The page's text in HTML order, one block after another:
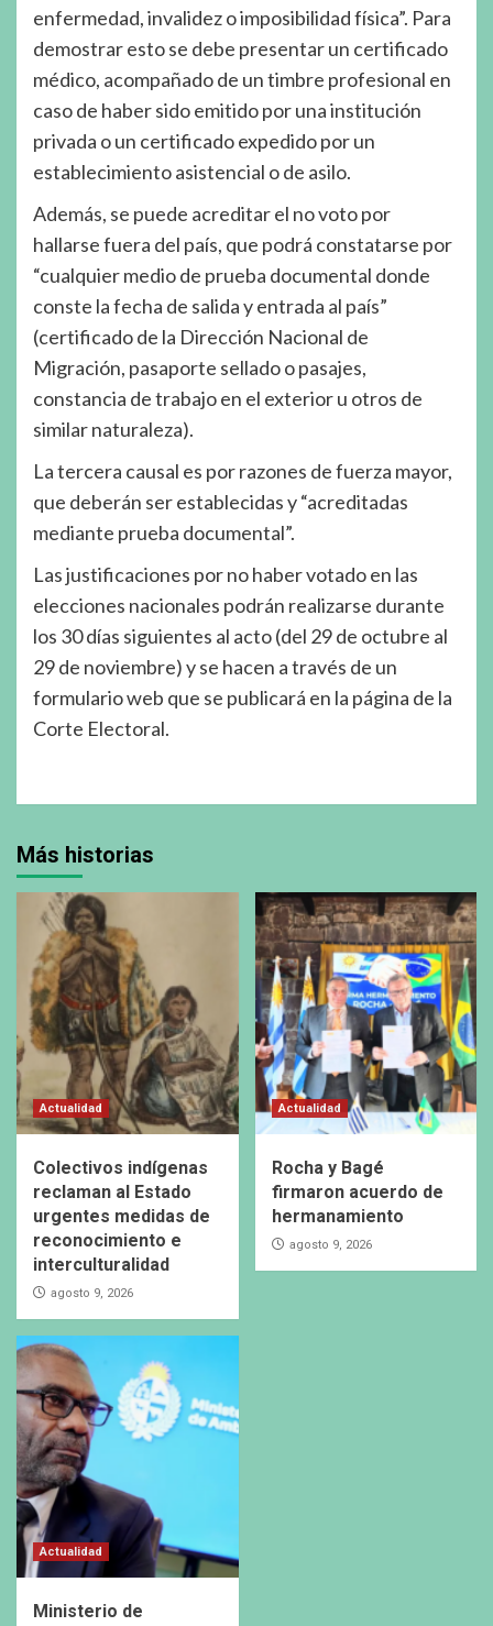
enfermedad, invalidez o imposibilidad física”. Para
demostrar esto se debe presentar un certificado
médico, acompañado de un timbre profesional en
caso de haber sido emitido por una institución
privada o un certificado expedido por un
establecimiento asistencial o de asilo.
Además, se puede acreditar el no voto por
hallarse fuera del país, que podrá constatarse por
“cualquier medio de prueba documental donde
conste la fecha de salida y entrada al país”
(certificado de la Dirección Nacional de
Migración, pasaporte sellado o pasajes,
constancia de trabajo en el exterior u otros de
similar naturaleza).
La tercera causal es por razones de fuerza mayor,
que deberán ser establecidas y “acreditadas
mediante prueba documental”.
Las justificaciones por no haber votado en las
elecciones nacionales podrán realizarse durante
los 30 días siguientes al acto (del 29 de octubre al
29 de noviembre) y se hacen a través de un
formulario web que se publicará en la página de la
Corte Electoral.
Más historias
Actualidad
Colectivos indígenas
reclaman al Estado
urgentes medidas de
reconocimiento e
interculturalidad
agosto 9, 2026
Actualidad
Rocha y Bagé
firmaron acuerdo de
hermanamiento
agosto 9, 2026
Actualidad
Ministerio de